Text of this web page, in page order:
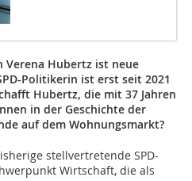
Hubertz ist neue
Politikerin ist erst seit 2021
Hubertz, die mit 37 Jahren
in der Geschichte der
auf dem Wohnungsmarkt?
stellvertretende SPD-
Wirtschaft, die als